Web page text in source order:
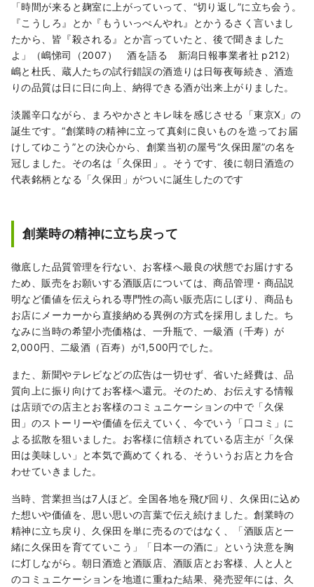
「時間が来ると麹室に上がっていって、“切り返し”に立ち会う。
『こうしろ』とか『もういっぺんやれ』とかうるさく言いまし
たから、皆『殺される』とか言っていたと、後で聞きました
よ」（嶋悌司（2007） 酒を語る 新潟日報事業者社 p212）
嶋と杜氏、蔵人たちの試行錯誤の酒造りは日毎夜毎続き、酒造
りの品質は日に日に向上、納得できる酒が出来上がりました。
淡麗辛口ながら、まろやかさとキレ味を感じさせる「東京Ⅹ」の
誕生です。“創業時の精神に立って真剣に良いものを造ってお届
けしてゆこう”との決心から、創業当初の屋号“久保田屋”の名を
冠しました。その名は「久保田」。そうです、後に朝日酒造の
代表銘柄となる「久保田」がついに誕生したのです
創業時の精神に立ち戻って
徹底した品質管理を行ない、お客様へ最良の状態でお届けする
ため、販売をお願いする酒販店については、商品管理・商品説
明など価値を伝えられる専門性の高い販売店にしぼり、商品も
お店にメーカーから直接納める異例の方式を採用しました。ち
なみに当時の希望小売価格は、一升瓶で、一級酒（千寿）が
2,000円、二級酒（百寿）が1,500円でした。
また、新聞やテレビなどの広告は一切せず、省いた経費は、品
質向上に振り向けてお客様へ還元。そのため、お伝えする情報
は店頭での店主とお客様のコミュニケーションの中で「久保
田」のストーリーや価値を伝えていく、今でいう「口コミ」に
よる拡散を狙いました。お客様に信頼されている店主が「久保
田は美味しい」と本気で薦めてくれる、そういうお店と力を合
わせていきました。
当時、営業担当は7人ほど。全国各地を飛び回り、久保田に込め
た想いや価値を、思い思いの言葉で伝え続けました。創業時の
精神に立ち戻り、久保田を単に売るのではなく、「酒販店と一
緒に久保田を育てていこう」「日本一の酒に」という決意を胸
に灯しながら。朝日酒造と酒販店、酒販店とお客様、人と人と
のコミュニケーションを地道に重ねた結果、発売翌年には、久